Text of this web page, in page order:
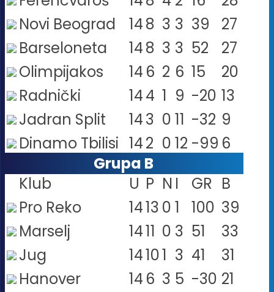
Novi Beograd
148 3 3 39
27
Barseloneta
148 3 3 52
27
Olimpijakos
14 6 2 6 15
20
Radnički
144 1 9 -20 13
Jadran Split
143 0 11 -32 9
Dinamo Tbilisi 142 0 12 -99 6
Grupa B
Klub
U P N I GR B
Pro Reko
1413 0 1 100 39
Marselj
1411 0 3 51
33
Jug
14101 3 41
31
Hanover
14 6 3 5 -30 21